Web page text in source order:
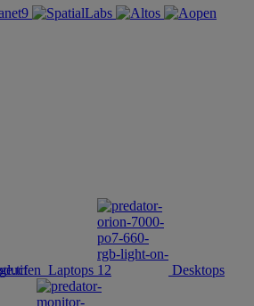
Laptops Desktops